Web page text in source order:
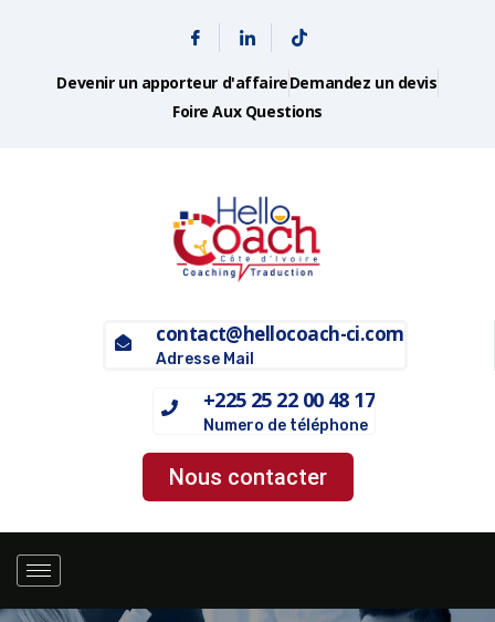
Devenir un apporteur d'affaireDemandez un devis
Foire Aux Questions
contact@hellocoach-ci.com
Adresse Mail
+225 25 22 00 48 17
Numero de téléphone
Nous contacter